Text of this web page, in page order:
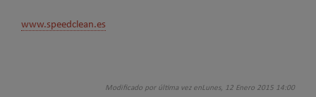
www.speedclean.es
Modificado por última vez enLunes, 12 Enero 2015 14:00